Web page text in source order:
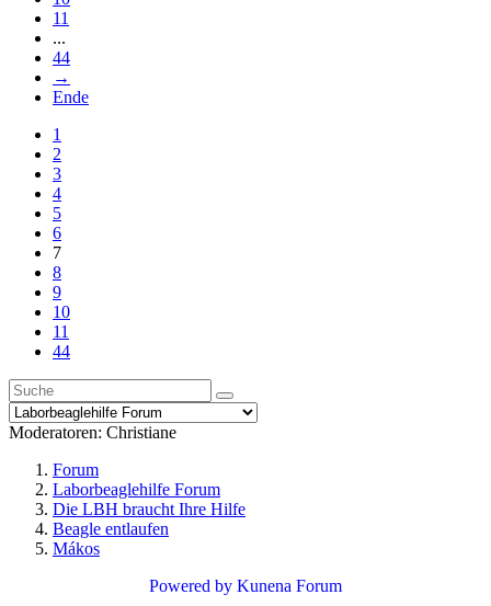
11
...
44
→
Ende
1
2
3
4
5
6
7
8
9
10
11
44
Moderatoren: Christiane
Forum
Laborbeaglehilfe Forum
Die LBH braucht Ihre Hilfe
Beagle entlaufen
Mákos
Powered by Kunena Forum